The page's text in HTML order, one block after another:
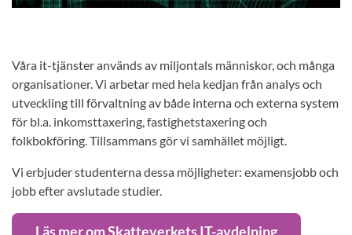
Våra it-tjänster används av miljontals människor, och många
organisationer. Vi arbetar med hela kedjan från analys och
utveckling till förvaltning av både interna och externa system
för bl.a. inkomsttaxering, fastighetstaxering och
folkbokföring. Tillsammans gör vi samhället möjligt.
Vi erbjuder studenterna dessa möjligheter: examensjobb och
jobb efter avslutade studier.
Läs mer om Skatteverkets IT-avdelning